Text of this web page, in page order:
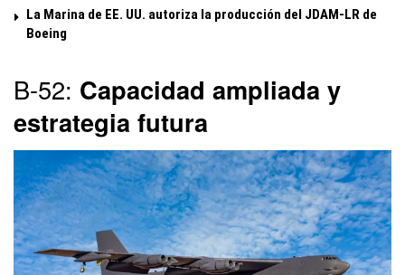
La Marina de EE. UU. autoriza la producción del JDAM-LR de
Boeing
B-52: Capacidad ampliada y
estrategia futura